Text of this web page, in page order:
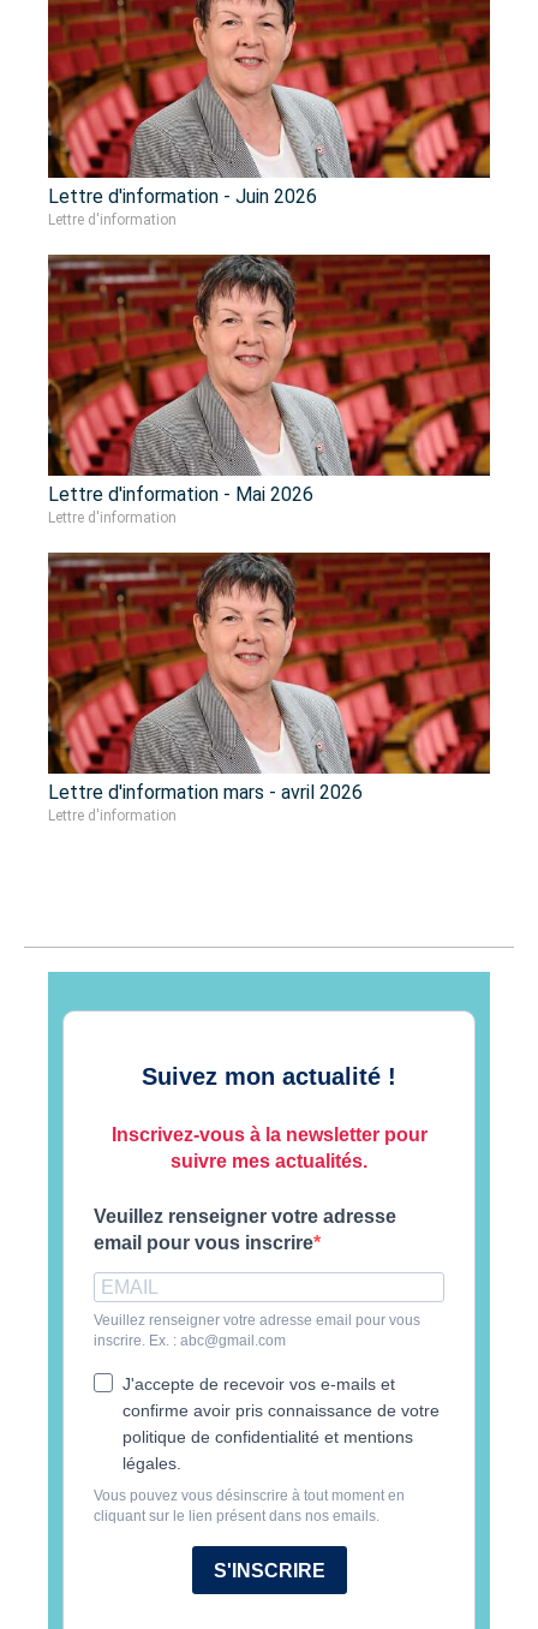
Lettre d'information - Juin 2026
Lettre d'information
Lettre d'information - Mai 2026
Lettre d'information
Lettre d'information mars - avril 2026
Lettre d'information
Suivez mon actualité !
Inscrivez-vous à la newsletter pour
suivre mes actualités.
Veuillez renseigner votre adresse
email pour vous inscrire
Veuillez renseigner votre adresse email pour vous
inscrire. Ex. : abc@gmail.com
J'accepte de recevoir vos e-mails et
confirme avoir pris connaissance de votre
politique de confidentialité et mentions
légales.
Vous pouvez vous désinscrire à tout moment en
cliquant sur le lien présent dans nos emails.
S'INSCRIRE